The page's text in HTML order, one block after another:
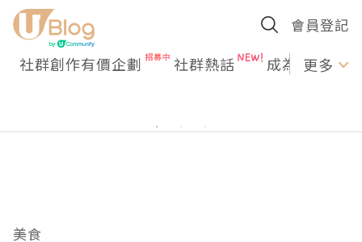
會員登記
社群創作有價企劃 社群熱話 成為U更多
美食